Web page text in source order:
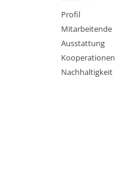
Profil
Mitarbeitende
Ausstattung
Kooperationen
Nachhaltigkeit